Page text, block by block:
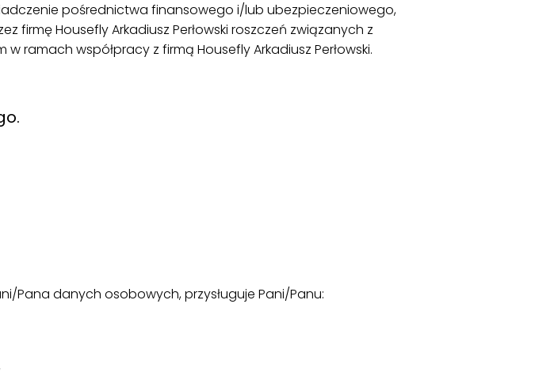
pośrednictwa finansowego i/lub ubezpieczeniowego,
Housefly Arkadiusz Perłowski roszczeń związanych z
współpracy z firmą Housefly Arkadiusz Perłowski.
Pana danych osobowych, przysługuje Pani/Panu: